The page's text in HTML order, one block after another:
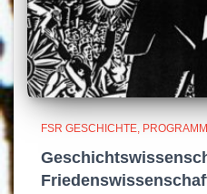
FSR GESCHICHTE PROGRAMM